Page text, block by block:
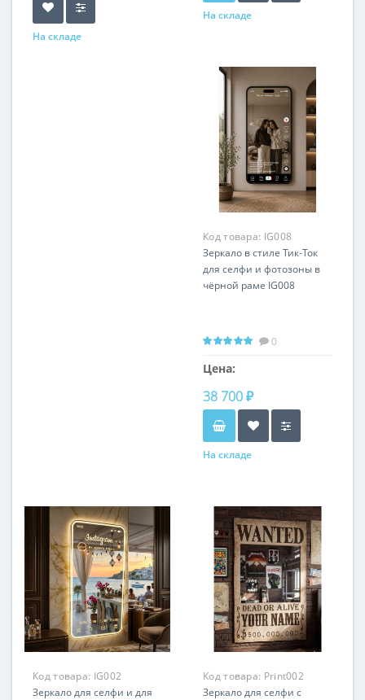
На складе
На складе
Код товара: IG008
Зеркало в стиле Тик-Ток
для селфи и фотозоны в
чёрной раме IG008
0
Цена:
38 700 ₽
На складе
Код товара: IG002
Зеркало для селфи и для
Код товара: Print002
Зеркало для селфи с